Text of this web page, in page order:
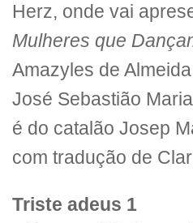
Herz, onde vai
Mulheres que
Amazyles de
José Sebastião
é do catalão Josep
com tradução de
Triste adeus 1